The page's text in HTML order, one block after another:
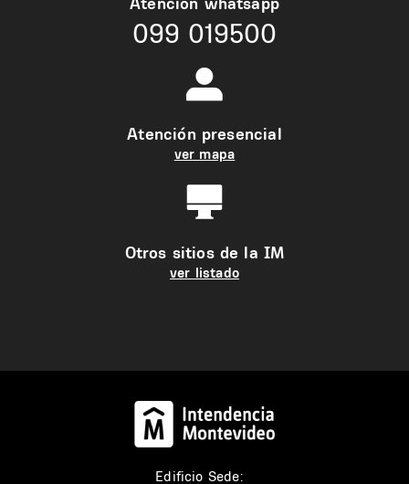
099 019500
Atención presencial
ver mapa
Otros sitios de la IM
ver listado
Edificio Sede: